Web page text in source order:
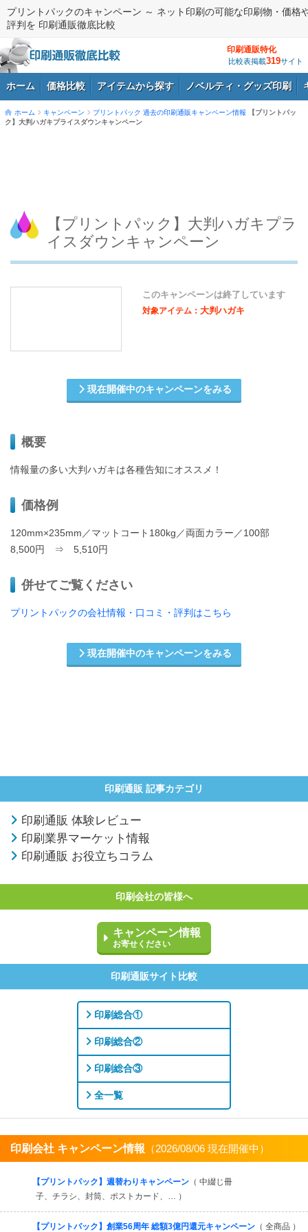
プリントパックのキャンペーン ～ ネット印刷の可能な印刷物・価格
評判を 印刷通販徹底比較
印刷通販特化
比較表掲載319サイト
ホーム 価格比較 アイテムから探す ノベルティ・グッズ印刷
ホーム キャンペーン プリントパック 過去の印刷通販キャンペーン情報
【プリントパッ
ク】大判ハガキプライスダウンキャンペーン
【プリントパック】大判ハガキプラ
イスダウンキャンペーン
このキャンペーンは終了しています
対象アイテム： 大判ハガキ
現在開催中のキャンペーンをみる
概要
情報量の多い大判ハガキは各種告知にオススメ！
価格例
120mm×235mm／マットコート180kg／両面カラー／100部
8,500円 ⇒ 5,510円
併せてご覧ください
プリントパックの会社情報・口コミ・評判はこちら
現在開催中のキャンペーンをみる
印刷通販 記事カテゴリ
印刷通販 体験レビュー
印刷業界マーケット情報
印刷通販 お役立ちコラム
印刷会社の皆様へ
キャンペーン情報
お寄せください
印刷通販サイト比較
印刷総合①
印刷総合②
印刷総合③
全一覧
印刷会社 キャンペーン情報 （2026/08/06 現在開催中）
【プリントパック】週替わりキャンペーン （ 中綴じ冊
子、チラシ、封筒、ポストカード、… ）
【プリントパック】創業56周年 総額3億円還元キャンペーン （ 全商品 ）